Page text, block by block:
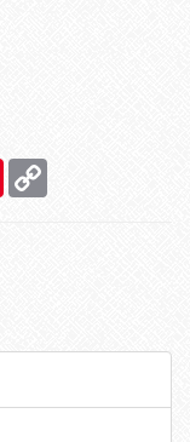
Pinterest